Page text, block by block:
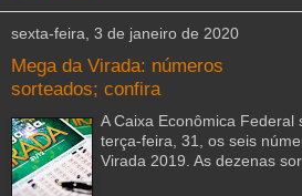
sexta-feira, 3 de janeiro de 2020
Mega da Virada: números
sorteados; confira
A Caixa Econômica Federal
terça-feira, 31, os seis
Virada 2019. As dezenas